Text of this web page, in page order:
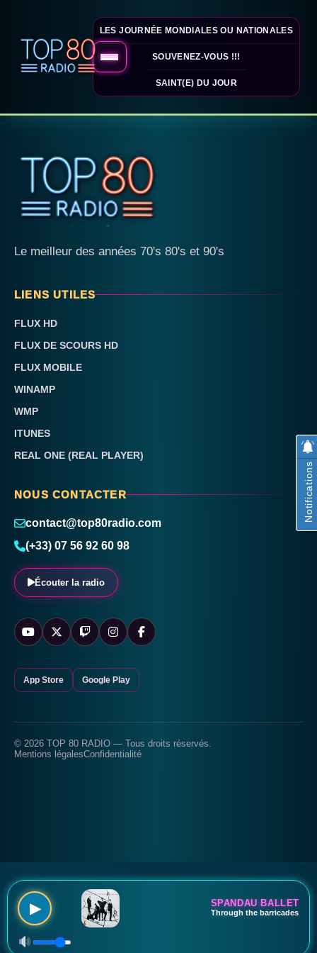
LES JOURNÉE MONDIALES OU NATIONALES
SOUVENEZ-VOUS !!!
SAINT(E) DU JOUR
▶ SPANDAU BALLET
Through the barricades
Le meilleur des années 70's 80's et 90's
LIENS UTILES
FLUX HD
FLUX DE SCOURS HD
FLUX MOBILE
WINAMP
WMP
ITUNES
REAL ONE (REAL PLAYER)
NOUS CONTACTER
contact@top80radio.com
(+33) 07 56 92 60 98
Écouter la radio
App Store Google Play
© 2026 TOP 80 RADIO — Tous droits réservés.
Mentions légalesConfidentialité
Notifications